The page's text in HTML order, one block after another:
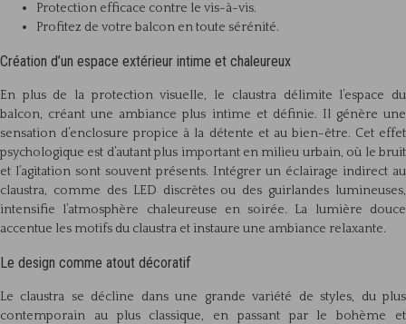
Protection efficace contre le vis-à-vis.
Profitez de votre balcon en toute sérénité.
Création d’un espace extérieur intime et chaleureux
En plus de la protection visuelle, le claustra délimite l’espace du
balcon, créant une ambiance plus intime et définie. Il génère une
sensation d’enclosure propice à la détente et au bien-être. Cet effet
psychologique est d’autant plus important en milieu urbain, où le bruit
et l’agitation sont souvent présents. Intégrer un éclairage indirect au
claustra, comme des LED discrètes ou des guirlandes lumineuses,
intensifie l’atmosphère chaleureuse en soirée. La lumière douce
accentue les motifs du claustra et instaure une ambiance relaxante.
Le design comme atout décoratif
Le claustra se décline dans une grande variété de styles, du plus
contemporain au plus classique, en passant par le bohème et